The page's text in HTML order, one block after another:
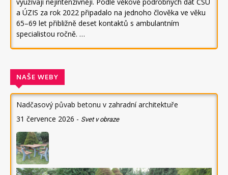
a ÚZIS za rok 2022 připadalo na jednoho člověka ve věku
65–69 let přibližně deset kontaktů s ambulantním
specialistou ročně. …
NAŠE WEBY
Nadčasový půvab betonu v zahradní architektuře
31 července 2026 - Svet v obraze